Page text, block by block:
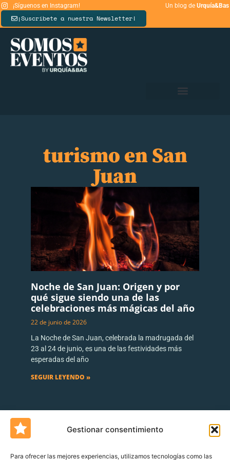
Gestionar consentimiento
Para ofrecer las mejores experiencias, utilizamos tecnologías como las
¡Síguenos en Instagram! Un blog de Urquía&Bas
¡Suscríbete a nuestra Newsletter!
turismo en San
Juan
Noche de San Juan: Origen y por
qué sigue siendo una de las
celebraciones más mágicas del año
22 de junio de 2026
La Noche de San Juan, celebrada la madrugada del
23 al 24 de junio, es una de las festividades más
esperadas del año
SEGUIR LEYENDO »